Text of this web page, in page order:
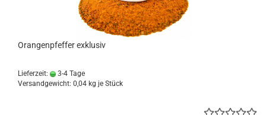
Orangenpfeffer exklusiv
Lieferzeit:
3-4 Tage
Versandgewicht: 0,04 kg je Stück